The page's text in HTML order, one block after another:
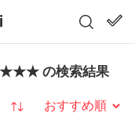
の検索結果
並び替え